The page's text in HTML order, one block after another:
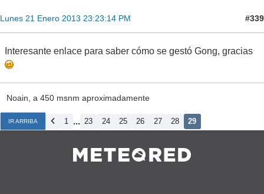
Lunes 21 Enero 2013 23:23:14 PM #339
Interesante enlace para saber cómo se gestó Gong, gracias
Noain, a 450 msnm aproximadamente
IR ARRIBA 1 ... 23 24 25 26 27 28 29